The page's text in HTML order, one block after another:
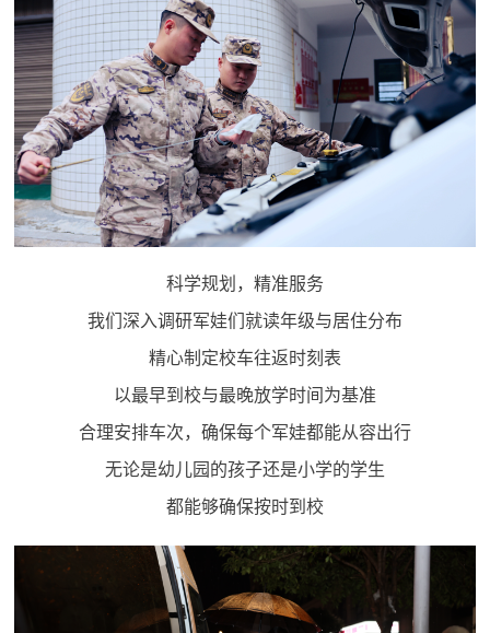
识
国
防
知
识
全
民
国
防
全
防
子
兵
子
弟
兵
防
动
防
动
人
民
科学规划，精准服务
我们深入调研军娃们就读年级与居住分布
精心制定校车往返时刻表
以最早到校与最晚放学时间为基准
合理安排车次，确保每个军娃都能从容出行
无论是幼儿园的孩子还是小学的学生
都能够确保按时到校